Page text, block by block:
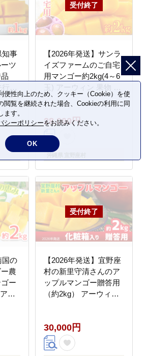
知事
ツ
品
予
だ
ゴー
ン種
め
蔵
【2026年発送】サンラ
イズファームのご自宅
用マンゴー約2kg(4～6
玉) アーウィン 果物 甘
い 夏 濃厚 ギフト
Mango ランキング 完熟
お気に入り 収穫 人気
国産 食品 デザート 産
地直送 宜野座村
28,000円
国の
農
ー
ー
入り
フ
予約
【2026年発送】宜野座
村の新里守清さんのア
ップルマンゴー贈答用
（約2kg） アーウィン
キング 完熟 お気に入り
美味しい 人気 おすすめ
フルーツ 沖縄県 南国
30,000円
便性向上のため、クッキー（Cookie）を使
閲覧を継続された場合、Cookieの利用に同
す。
シーポリシーをお読みください。
OK